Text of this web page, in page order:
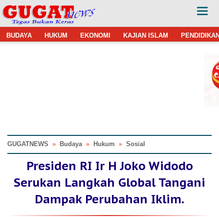
BUDAYA HUKUM EKONOMI KAJIAN ISLAM
GUGATNEWS » Budaya » Hukum » Sosial
Presiden RI Ir H Joko Widodo
Serukan Langkah Global Tangani
Dampak Perubahan Iklim.